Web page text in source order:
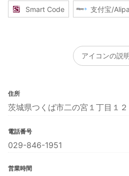
Smart Code 支付宝/
アイコンの説
住所
茨城県つくば市二の宮１丁目１２
電話番号
029-846-1951
営業時間